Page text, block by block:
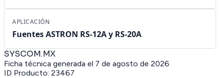
APLICACIÓN
Fuentes ASTRON RS-12A y RS-20A
SYSCOM.MX
Ficha técnica generada el 7 de agosto de 2026
ID Producto: 23467